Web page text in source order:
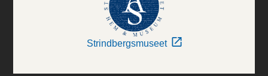
Strindbergsmuseet